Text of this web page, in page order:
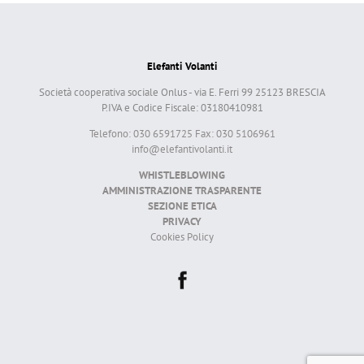
Elefanti Volanti
Società cooperativa sociale Onlus - via E. Ferri 99 25123 BRESCIA
P.IVA e Codice Fiscale: 03180410981
Telefono: 030 6591725 Fax: 030 5106961
info@elefantivolanti.it
WHISTLEBLOWING
AMMINISTRAZIONE TRASPARENTE
SEZIONE ETICA
PRIVACY
Cookies Policy